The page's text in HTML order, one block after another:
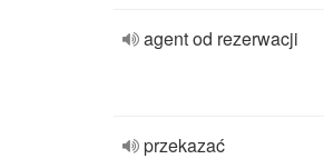
agent od rezerwacji
przekazać